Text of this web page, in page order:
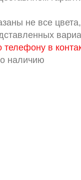
не все
телефону в
наличию